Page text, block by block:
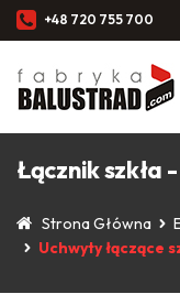
+48 720 755 700
Łącznik szkła
Strona Główna
Uchwyty łączące